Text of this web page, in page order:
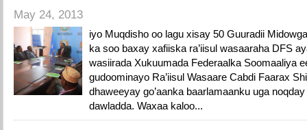
May 24, 2013
iyo Muqdisho oo lagu xisay 50 Guuradii
ka soo baxay xafiiska ra’iisul wasaaraha DFS
wasiirada Xukuumada Federaalka Soomaaliya
gudoominayo Ra’iisul Wasaare Cabdi Faarax
dhaweeyay go’aanka baarlamaanku uga
dawladda. Waxaa kaloo...